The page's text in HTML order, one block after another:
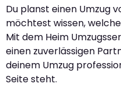
Du planst einen Umzug
möchtest wissen, welche
Mit dem Heim
einen zuverlässigen
deinem Umzug
Seite steht.